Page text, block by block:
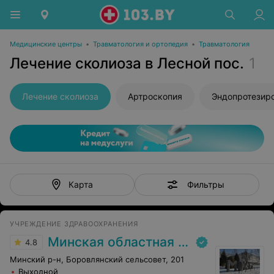
Медицинские центры • Травматология и ортопедия • Травматология
Лечение сколиоза в Лесной пос. 1
Лечение сколиоза Артроскопия
Карта Фильтры
УЧРЕЖДЕНИЕ ЗДРАВООХРАНЕНИЯ
4.8 Минская областная клиническая больница
Минский р-н, Боровлянский сельсовет, 201
Выходной